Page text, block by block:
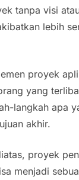
tanpa visi
lebih
proyek
yang
langkah apa
akhir.
proyek
menjadi